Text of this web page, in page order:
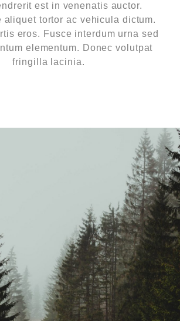
est in venenatis auctor.
aliquet tortor ac vehicula dictum.
eros. Fusce interdum urna sed
elementum. Donec volutpat
fringilla lacinia.